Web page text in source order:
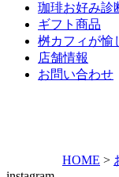
珈琲お好み診
ギフト商品
桝カフィが愉
店舗情報
お問い合わせ
HOME >